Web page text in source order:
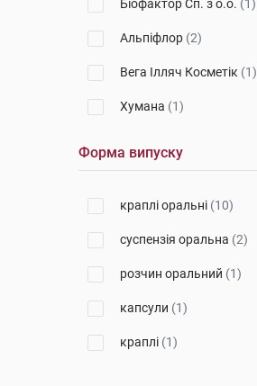
Біофактор Сп. з о.о. (1)
Альпіфлор (2)
Вега Ілляч Косметік (1)
Хумана (1)
Оріон Корпорейшн(1)
Форма випуску
краплі оральні (10)
суспензія оральна (2)
розчин оральний (1)
капсули (1)
краплі (1)